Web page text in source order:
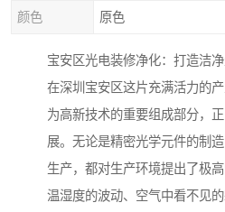
颜色 原色
宝安区光电装修净化：打造洁
在深圳宝安区这片充满活力的
为高新技术的重要组成部分，
展。无论是精密光学元件的制
生产，都对生产环境提出了极
温湿度的波动、空气中看不见